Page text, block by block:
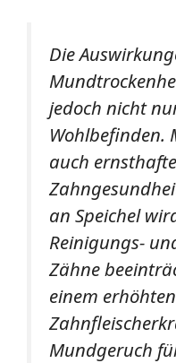
Die
jedoch nicht
Wohlbefinden.
auch
an Speichel
Reinigungs-
Zähne
einem
Mundgeruch